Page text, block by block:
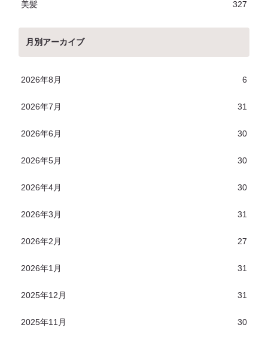
美髪 327
月別アーカイブ
2026年8月 6
2026年7月 31
2026年6月 30
2026年5月 30
2026年4月 30
2026年3月 31
2026年2月 27
2026年1月 31
2025年12月 31
2025年11月 30